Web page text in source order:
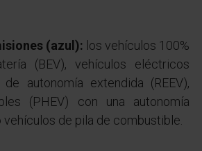
(azul): los vehículos 100%
(BEV), vehículos eléctricos
autonomía extendida (REEV),
(PHEV) con una autonomía
vehículos de pila de combustible.